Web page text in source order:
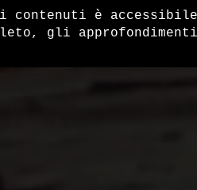
contenuti è
gli